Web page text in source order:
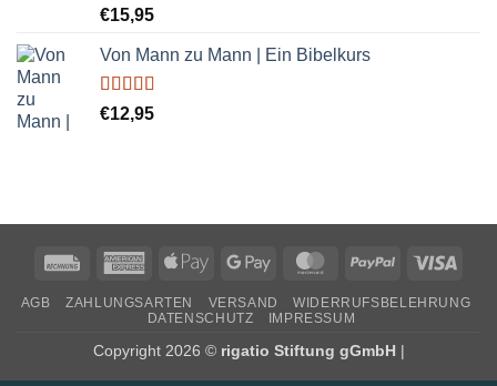
Bewertet
5.00
5
€15,95
Von Mann zu Mann | Ein Bibelkurs
Bewertet
5.00
€12,95
AGB ZAHLUNGSARTEN VERSAND
WIDERRUFSBELEHRUNG
DATENSCHUTZ
IMPRESSUM
Copyright 2026 © rigatio Stiftung gGmbH|